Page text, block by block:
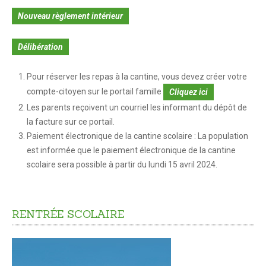
Crèche-halte garderie
Temps périscolaire
Restauration scolaire
Accueil périscolaire
Education
Transports scolaires
Nouveau règlement intérieur
Délibération
Pour réserver les repas à la cantine, vous devez créer votre
compte-citoyen sur le portail famille
Cliquez ici
Les parents reçoivent un courriel les informant du dépôt de
la facture sur ce portail.
Paiement électronique de la cantine scolaire : La population
est informée que le paiement électronique de la cantine
scolaire sera possible à partir du lundi 15 avril 2024.
RENTRÉE SCOLAIRE